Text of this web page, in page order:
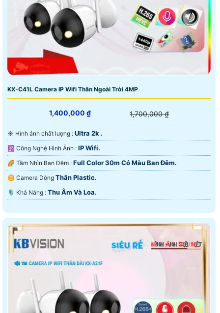
KX-C41L Camera IP Wifi Thân Ngoài Trời 4MP
1,400,000 ₫ 1,700,000 ₫
☀️ Hình ảnh chất lượng : Ultra 2k .
🕉️ Công Nghệ Hình Ảnh : IP Wifi.
🌈 Tầm Nhìn Ban Đêm : Full Color 30m Có Màu Ban Ðêm.
♊ Camera Dòng Thân Plastic.
️🎙 Khả Năng : Thu Âm Và Loa.